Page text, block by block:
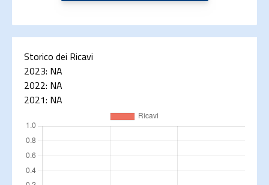
Storico dei Ricavi
2023: NA
2022: NA
2021: NA